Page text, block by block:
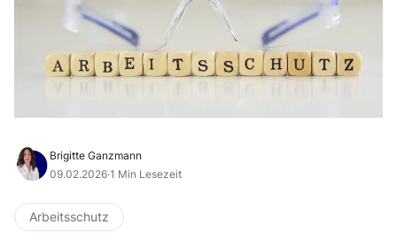
Brigitte Ganzmann
09.02.2026·1 Min Lesezeit
Arbeitsschutz